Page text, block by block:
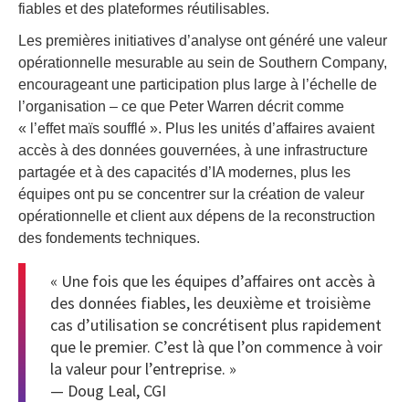
fiables et des plateformes réutilisables.
Les premières initiatives d’analyse ont généré une valeur
opérationnelle mesurable au sein de Southern Company,
encourageant une participation plus large à l’échelle de
l’organisation – ce que Peter Warren décrit comme
« l’effet maïs soufflé ». Plus les unités d’affaires avaient
accès à des données gouvernées, à une infrastructure
partagée et à des capacités d’IA modernes, plus les
équipes ont pu se concentrer sur la création de valeur
opérationnelle et client aux dépens de la reconstruction
des fondements techniques.
« Une fois que les équipes d’affaires ont accès à
des données fiables, les deuxième et troisième
cas d’utilisation se concrétisent plus rapidement
que le premier. C’est là que l’on commence à voir
la valeur pour l’entreprise. »
— Doug Leal, CGI